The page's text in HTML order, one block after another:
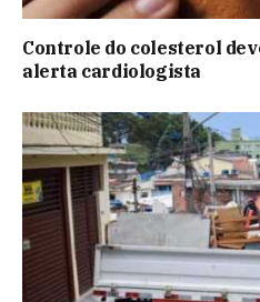
Controle do colesterol
alerta cardiologista